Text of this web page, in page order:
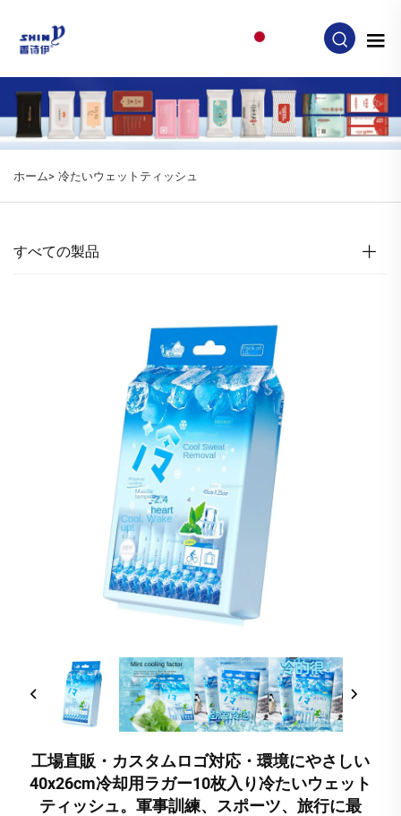
ホーム> 冷たいウェットティッシュ
すべての製品
工場直販・カスタムロゴ対応・環境にやさしい
40x26cm冷却用ラガー10枚入り冷たいウェット
ティッシュ。軍事訓練、スポーツ、旅行に最